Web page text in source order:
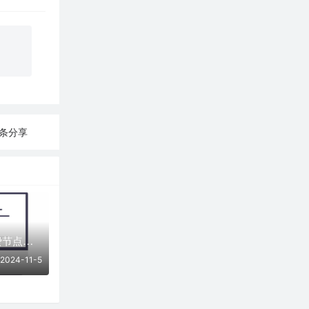
分享
「11月05日」免费节点数量41个，SSR/V2ray/Shadowrocket/Clash订阅链接
2024-11-5